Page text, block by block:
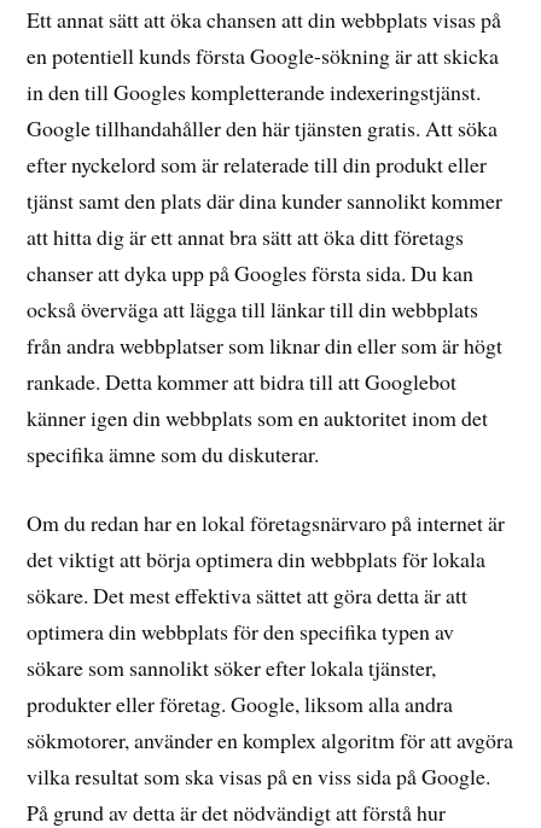
Ett annat sätt att öka chansen att din webbplats visas på
en potentiell kunds första Google-sökning är att skicka
in den till Googles kompletterande indexeringstjänst.
Google tillhandahåller den här tjänsten gratis. Att söka
efter nyckelord som är relaterade till din produkt eller
tjänst samt den plats där dina kunder sannolikt kommer
att hitta dig är ett annat bra sätt att öka ditt företags
chanser att dyka upp på Googles första sida. Du kan
också överväga att lägga till länkar till din webbplats
från andra webbplatser som liknar din eller som är högt
rankade. Detta kommer att bidra till att Googlebot
känner igen din webbplats som en auktoritet inom det
specifika ämne som du diskuterar.
Om du redan har en lokal företagsnärvaro på internet är
det viktigt att börja optimera din webbplats för lokala
sökare. Det mest effektiva sättet att göra detta är att
optimera din webbplats för den specifika typen av
sökare som sannolikt söker efter lokala tjänster,
produkter eller företag. Google, liksom alla andra
sökmotorer, använder en komplex algoritm för att avgöra
vilka resultat som ska visas på en viss sida på Google.
På grund av detta är det nödvändigt att förstå hur